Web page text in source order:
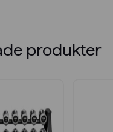
produkter